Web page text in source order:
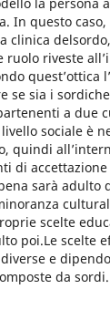
In questo
clinica
ruolo riveste
quest’ottica
se sia i
a due
sociale è
quindi
di
sarà adulto
scelte
poi.Le scelte
e
da sordi.